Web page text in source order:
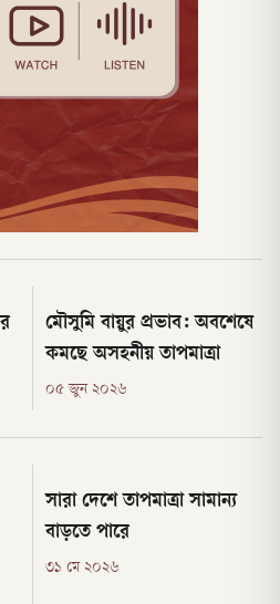
মৌসুমি বায়ুর প্রভাব: অবশেষে
কমছে অসহনীয় তাপমাত্রা
০৫ জুন ২০২৬
সারা দেশে তাপমাত্রা সামান্য
বাড়তে পারে
৩১ মে ২০২৬